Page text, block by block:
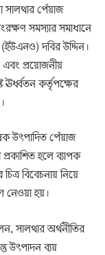
সালথার পেঁয়াজ
সমস্যার সমাধানে
(ইউএনও) দবির উদ্দিন।
প্রয়োজনীয়
ঊর্ধ্বতন কর্তৃপক্ষের
উৎপাদিত পেঁয়াজ
হলে ব্যাপক
বিবেচনায় নিয়ে
নেওয়া হয়।
সালথার অর্থনীতির
উৎপাদন ব্যয়